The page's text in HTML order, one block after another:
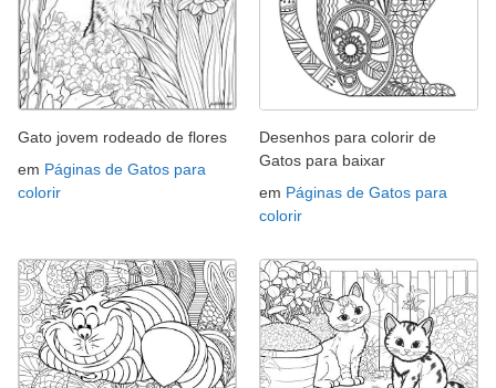
Gato jovem rodeado de flores
em Páginas de Gatos para
colorir
Desenhos para colorir de
Gatos para baixar
em Páginas de Gatos para
colorir